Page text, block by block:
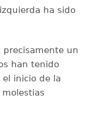
ha sido
precisamente un
han tenido
inicio de la